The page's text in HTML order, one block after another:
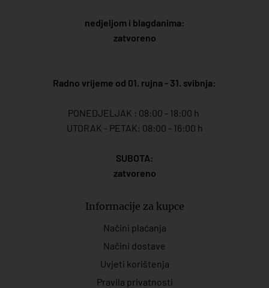
nedjeljom i blagdanima:
zatvoreno
Radno vrijeme od 01. rujna - 31. svibnja:
PONEDJELJAK : 08:00 - 18:00 h
UTORAK - PETAK: 08:00 - 16:00 h
SUBOTA:
zatvoreno
Informacije za kupce
Načini plaćanja
Načini dostave
Uvjeti korištenja
Pravila privatnosti